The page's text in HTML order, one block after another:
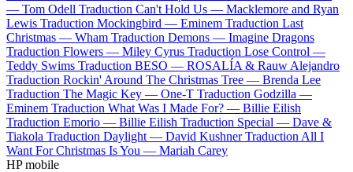
— Tom Odell Traduction Can't Hold Us — Macklemore and Ryan
Lewis Traduction Mockingbird — Eminem Traduction Last
Christmas — Wham Traduction Demons — Imagine Dragons
Traduction Flowers — Miley Cyrus Traduction Lose Control —
Teddy Swims Traduction BESO — ROSALÍA & Rauw Alejandro
Traduction Rockin' Around The Christmas Tree — Brenda Lee
Traduction The Magic Key — One-T Traduction Godzilla —
Eminem Traduction What Was I Made For? — Billie Eilish
Traduction Emorio — Billie Eilish Traduction Special — Dave &
Tiakola Traduction Daylight — David Kushner Traduction All I
Want For Christmas Is You — Mariah Carey
HP mobile